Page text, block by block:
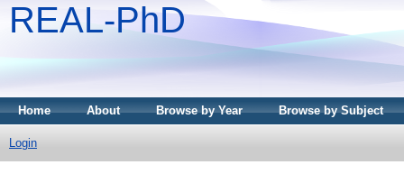
REAL-PhD
Home About Browse by Year Browse by Subject
Login